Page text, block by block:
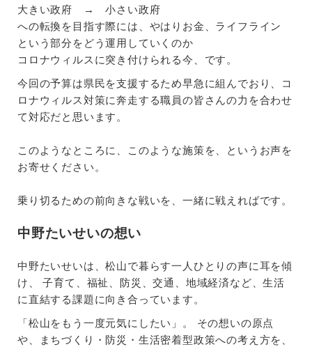
大きい政府 → 小さい政府
への転換を目指す際には、やはりお金、ライフライン
という部分をどう運用していくのか
コロナウィルスに突き付けられる今、です。
今回の予算は県民を支援するため早急に組んでおり、コ
ロナウィルス対策に奔走する職員の皆さんの力を合わせ
て対応だと思います。
このようなところに、このような施策を、というお声を
お寄せください。
乗り切るための前向きな戦いを、一緒に戦えればです。
中野たいせいの想い
中野たいせいは、松山で暮らす一人ひとりの声に耳を傾
け、 子育て、福祉、防災、交通、地域経済など、生活
に直結する課題に向き合っています。
「松山をもう一度元気にしたい」。 その想いの原点
や、まちづくり・防災・生活密着型政策への考え方を、